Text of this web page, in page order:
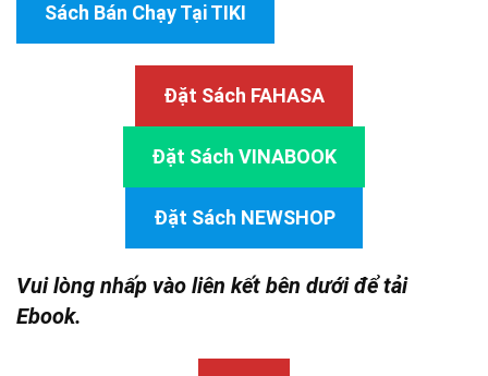
Sách Bán Chạy Tại TIKI
Đặt Sách FAHASA
Đặt Sách VINABOOK
Đặt Sách NEWSHOP
Vui lòng nhấp vào liên kết bên dưới để tải
Ebook.